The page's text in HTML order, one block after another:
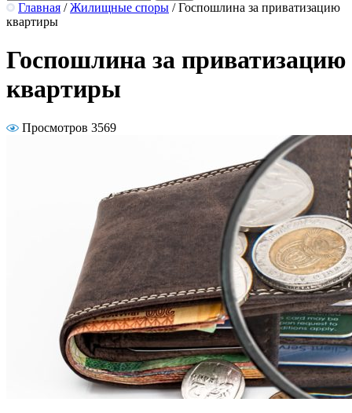
Главная / Жилищные споры / Госпошлина за приватизацию
квартиры
Госпошлина за приватизацию
квартиры
Просмотров 3569